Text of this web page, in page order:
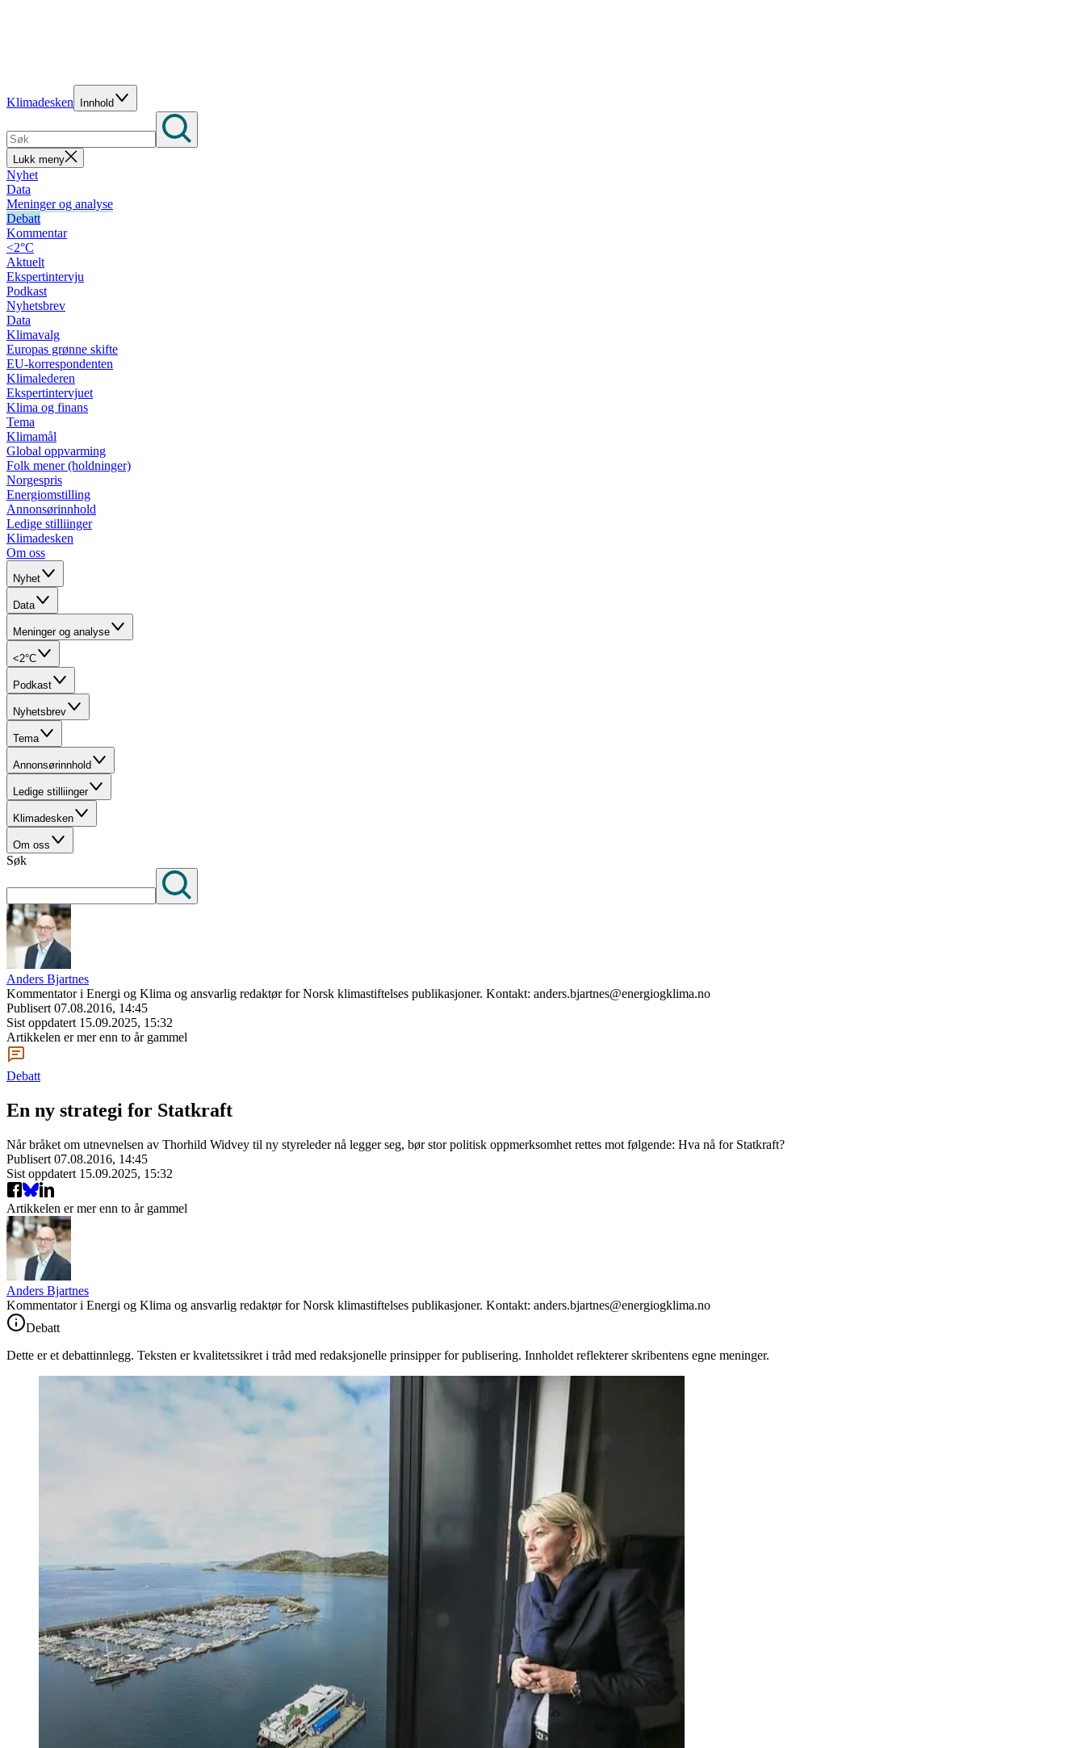
Klimadesken Innhold
Lukk meny
Nyhet
Data
Meninger og analyse
Debatt
Kommentar
<2°C
Aktuelt
Ekspertintervju
Podkast
Nyhetsbrev
Data
Klimavalg
Europas grønne skifte
EU-korrespondenten
Klimalederen
Ekspertintervjuet
Klima og finans
Tema
Klimamål
Global oppvarming
Folk mener (holdninger)
Norgespris
Energiomstilling
Annonsørinnhold
Ledige stilliinger
Klimadesken
Om oss
Nyhet
Data
Meninger og analyse
<2°C
Podkast
Nyhetsbrev
Tema
Annonsørinnhold
Ledige stilliinger
Klimadesken
Om oss
Søk
Anders Bjartnes
Kommentator i Energi og Klima og ansvarlig redaktør for Norsk klimastiftelses publikasjoner. Kontakt: anders.bjartnes@energiogklima.no
Publisert 07.08.2016, 14:45
Sist oppdatert 15.09.2025, 15:32
Artikkelen er mer enn to år gammel
Debatt
En ny strategi for Statkraft
Når bråket om utnevnelsen av Thorhild Widvey til ny styreleder nå legger seg, bør stor politisk oppmerksomhet rettes mot følgende: Hva nå for Statkraft?
Publisert 07.08.2016, 14:45
Sist oppdatert 15.09.2025, 15:32
Artikkelen er mer enn to år gammel
Anders Bjartnes
Kommentator i Energi og Klima og ansvarlig redaktør for Norsk klimastiftelses publikasjoner. Kontakt: anders.bjartnes@energiogklima.no
Debatt
Dette er et debattinnlegg. Teksten er kvalitetssikret i tråd med redaksjonelle prinsipper for publisering. Innholdet reflekterer skribentens egne meninger.